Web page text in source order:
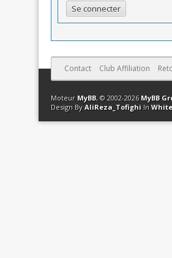
Contact Club Affiliation
Moteur MyBB, © 2002-2026 MyBB
Design By AliReza_Tofighi In